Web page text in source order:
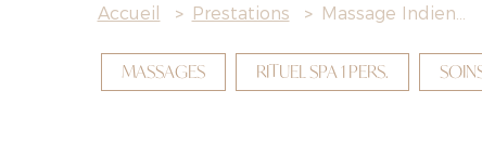
Accueil > Prestations > Massage Indien...
MASSAGES RITUEL SPA 1 PERS.